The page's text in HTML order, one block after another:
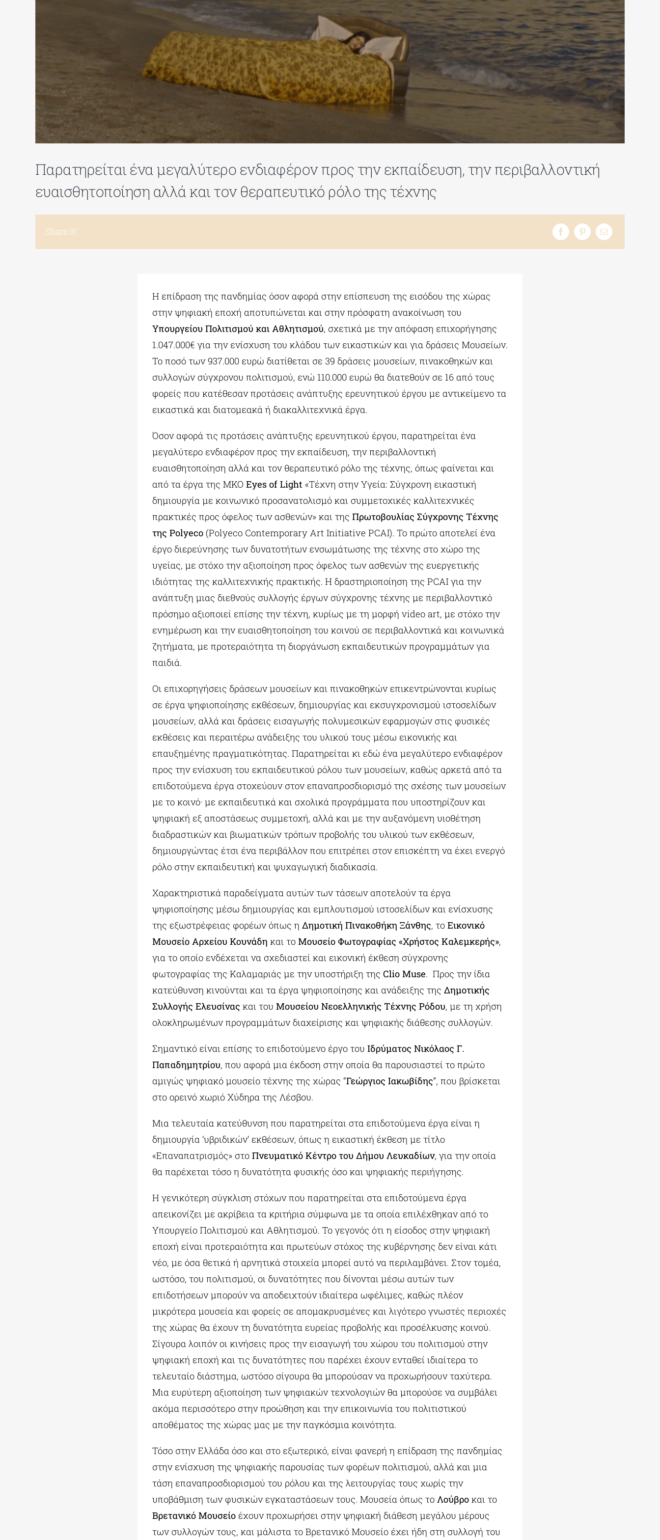
Παρατηρείται ένα μεγαλύτερο ενδιαφέρον προς την εκπαίδευση, την περιβαλλοντική
ευαισθητοποίηση αλλά και τον θεραπευτικό ρόλο της τέχνης
Share it!
Η επίδραση της πανδημίας όσον αφορά στην επίσπευση της εισόδου της χώρας
στην ψηφιακή εποχή αποτυπώνεται και στην πρόσφατη ανακοίνωση του
Υπουργείου Πολιτισμού και Αθλητισμού, σχετικά με την απόφαση επιχορήγησης
1.047.000€ για την ενίσχυση του κλάδου των εικαστικών και για δράσεις Μουσείων.
Το ποσό των 937.000 ευρώ διατίθεται σε 39 δράσεις μουσείων, πινακοθηκών και
συλλογών σύγχρονου πολιτισμού, ενώ 110.000 ευρώ θα διατεθούν σε 16 από τους
φορείς που κατέθεσαν προτάσεις ανάπτυξης ερευνητικού έργου με αντικείμενο τα
εικαστικά και διατομεακά ή διακαλλιτεχνικά έργα.
Όσον αφορά τις προτάσεις ανάπτυξης ερευνητικού έργου, παρατηρείται ένα
μεγαλύτερο ενδιαφέρον προς την εκπαίδευση, την περιβαλλοντική
ευαισθητοποίηση αλλά και τον θεραπευτικό ρόλο της τέχνης, όπως φαίνεται και
από τα έργα της ΜΚΟ Eyes of Light «Τέχνη στην Υγεία: Σύγχρονη εικαστική
δημιουργία με κοινωνικό προσανατολισμό και συμμετοχικές καλλιτεχνικές
πρακτικές προς όφελος των ασθενών» και της Πρωτοβουλίας Σύγχρονης Τέχνης
της Polyeco(Polyeco Contemporary Art Initiative PCAI). Το πρώτο αποτελεί ένα
έργο διερεύνησης των δυνατοτήτων ενσωμάτωσης της τέχνης στο χώρο της
υγείας, με στόχο την αξιοποίηση προς όφελος των ασθενών της ευεργετικής
ιδιότητας της καλλιτεχνικής πρακτικής. Η δραστηριοποίηση της PCAI για την
ανάπτυξη μιας διεθνούς συλλογής έργων σύγχρονης τέχνης με περιβαλλοντικό
πρόσημο αξιοποιεί επίσης την τέχνη, κυρίως με τη μορφή video art, με στόχο την
ενημέρωση και την ευαισθητοποίηση του κοινού σε περιβαλλοντικά και κοινωνικά
ζητήματα, με προτεραιότητα τη διοργάνωση εκπαιδευτικών προγραμμάτων για
παιδιά.
Οι επιχορηγήσεις δράσεων μουσείων και πινακοθηκών επικεντρώνονται κυρίως
σε έργα ψηφιοποίησης εκθέσεων, δημιουργίας και εκσυγχρονισμού ιστοσελίδων
μουσείων, αλλά και δράσεις εισαγωγής πολυμεσικών εφαρμογών στις φυσικές
εκθέσεις και περαιτέρω ανάδειξης του υλικού τους μέσω εικονικής και
επαυξημένης πραγματικότητας. Παρατηρείται κι εδώ ένα μεγαλύτερο ενδιαφέρον
προς την ενίσχυση του εκπαιδευτικού ρόλου των μουσείων, καθώς αρκετά από τα
επιδοτούμενα έργα στοχεύουν στον επαναπροσδιορισμό της σχέσης των μουσείων
με το κοινό· με εκπαιδευτικά και σχολικά προγράμματα που υποστηρίζουν και
ψηφιακή εξ αποστάσεως συμμετοχή, αλλά και με την αυξανόμενη υιοθέτηση
διαδραστικών και βιωματικών τρόπων προβολής του υλικού των εκθέσεων,
δημιουργώντας έτσι ένα περιβάλλον που επιτρέπει στον επισκέπτη να έχει ενεργό
ρόλο στην εκπαιδευτική και ψυχαγωγική διαδικασία.
Χαρακτηριστικά παραδείγματα αυτών των τάσεων αποτελούν τα έργα
ψηφιοποίησης μέσω δημιουργίας και εμπλουτισμού ιστοσελίδων και ενίσχυσης
της εξωστρέφειας φορέων όπως η Δημοτική Πινακοθήκη Ξάνθης, τοΕικονικό
Μουσείο Αρχείου Κουνάδη και τοΜουσείο Φωτογραφίας «Χρήστος Καλεμκερής»,
για το οποίο ενδέχεται να σχεδιαστεί και εικονική έκθεση σύγχρονης
φωτογραφίας της Καλαμαριάς με την υποστήριξη της Clio Muse. Προς την ίδια
κατεύθυνση κινούνται και τα έργα ψηφιοποίησης και ανάδειξης της Δημοτικής
Συλλογής Ελευσίνας και του Μουσείου Νεοελληνικής Τέχνης Ρόδου, με τη χρήση
ολοκληρωμένων προγραμμάτων διαχείρισης και ψηφιακής διάθεσης συλλογών.
Σημαντικό είναι επίσης το επιδοτούμενο έργο του Ιδρύματος Νικόλαος Γ.
Παπαδημητρίου, που αφορά μια έκδοση στην οποία θα παρουσιαστεί το πρώτο
αμιγώς ψηφιακό μουσείο τέχνης της χώρας “Γεώργιος Ιακωβίδης”, που βρίσκεται
στο ορεινό χωριό Χύδηρα της Λέσβου.
Μια τελευταία κατεύθυνση που παρατηρείται στα επιδοτούμενα έργα είναι η
δημιουργία ‘υβριδικών’ εκθέσεων, όπως η εικαστική έκθεση με τίτλο
«Επαναπατρισμός» στο Πνευματικό Κέντρο του Δήμου Λευκαδίων, για την οποία
θα παρέχεται τόσο η δυνατότητα φυσικής όσο και ψηφιακής περιήγησης.
Η γενικότερη σύγκλιση στόχων που παρατηρείται στα επιδοτούμενα έργα
απεικονίζει με ακρίβεια τα κριτήρια σύμφωνα με τα οποία επιλέχθηκαν από το
Υπουργείο Πολιτισμού και Αθλητισμού. Το γεγονός ότι η είσοδος στην ψηφιακή
εποχή είναι προτεραιότητα και πρωτεύων στόχος της κυβέρνησης δεν είναι κάτι
νέο, με όσα θετικά ή αρνητικά στοιχεία μπορεί αυτό να περιλαμβάνει. Στον τομέα,
ωστόσο, του πολιτισμού, οι δυνατότητες που δίνονται μέσω αυτών των
επιδοτήσεων μπορούν να αποδειχτούν ιδιαίτερα ωφέλιμες, καθώς πλέον
μικρότερα μουσεία και φορείς σε απομακρυσμένες και λιγότερο γνωστές περιοχές
της χώρας θα έχουν τη δυνατότητα ευρείας προβολής και προσέλκυσης κοινού.
Σίγουρα λοιπόν οι κινήσεις προς την εισαγωγή του χώρου του πολιτισμού στην
ψηφιακή εποχή και τις δυνατότητες που παρέχει έχουν ενταθεί ιδιαίτερα το
τελευταίο διάστημα, ωστόσο σίγουρα θα μπορούσαν να προχωρήσουν ταχύτερα.
Μια ευρύτερη αξιοποίηση των ψηφιακών τεχνολογιών θα μπορούσε να συμβάλει
ακόμα περισσότερο στην προώθηση και την επικοινωνία του πολιτιστικού
αποθέματος της χώρας μας με την παγκόσμια κοινότητα.
Τόσο στην Ελλάδα όσο και στο εξωτερικό, είναι φανερή η επίδραση της πανδημίας
στην ενίσχυση της ψηφιακής παρουσίας των φορέων πολιτισμού, αλλά και μια
τάση επαναπροσδιορισμού του ρόλου και της λειτουργίας τους χωρίς την
υποβάθμιση των φυσικών εγκαταστάσεων τους. Μουσεία όπως το Λούβροκαι το
Βρετανικό Μουσείοέχουν προχωρήσει στην ψηφιακή διάθεση μεγάλου μέρους
των συλλογών τους, και μάλιστα το Βρετανικό Μουσείο έχει ήδη στη συλλογή του